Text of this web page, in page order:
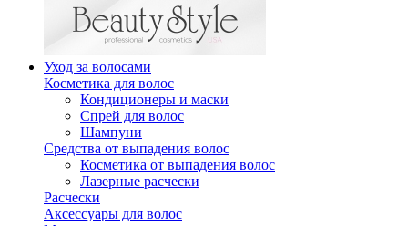
Уход за волосами
Косметика для волос
Кондиционеры и маски
Спрей для волос
Шампуни
Средства от выпадения волос
Косметика от выпадения волос
Лазерные расчески
Расчески
Аксессуары для волос